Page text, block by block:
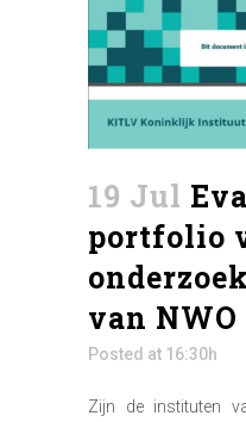
19 Jul
portfolio
van
Posted at 16:30h
Zijn de instituten